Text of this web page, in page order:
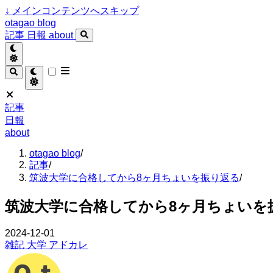
↓ メインコンテンツへスキップ
otagao blog
記事 日報 about
記事
日報
about
otagao blog/
記事/
筑波大学に合格してから8ヶ月ちょいを振り返る/
筑波大学に合格してから8ヶ月ちょいを
2024-12-01
雑記 大学 アドカレ